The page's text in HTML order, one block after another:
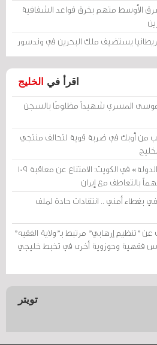
الأوسط متهم بخرق قواعد الشفافية
يستضيف ملك البحرين في وندسور
اقرأ في الخليج
موسى المسري شهيداً مظلومًا بالسجن
من أوبك في ضربة قوية لتحالف منتجي
محكمة «أمن الدولة» في الكويت: الامتناع عن معاقبة 109
بغطاء أمني .. انتقادات حادة لملف
عن "تنظيم إرهابي" مرتبط بـ"ولاية الفقيه"
فقهية وحوزوية أخرى في تخبط خليجي
تويتر